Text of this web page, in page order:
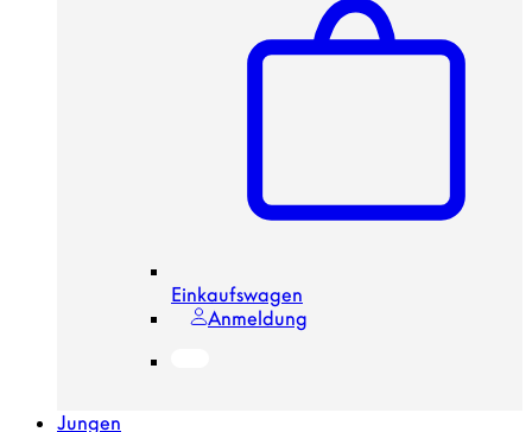
Einkaufswagen
Anmeldung
Jungen